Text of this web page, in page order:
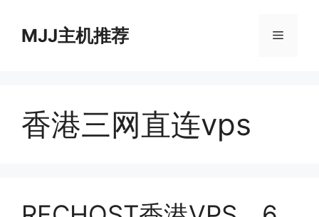
MJJ主机推荐 菜
香港三网直连vps